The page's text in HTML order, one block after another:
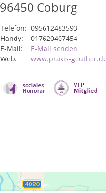
96450 Coburg
Telefon: 095612483593
Handy:
017620407454
E-Mail:
E-Mail senden
Web:
www.praxis-